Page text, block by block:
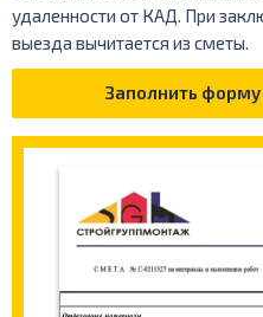
удаленности от КАД. При
выезда вычитается из сметы.
Заполнить форму